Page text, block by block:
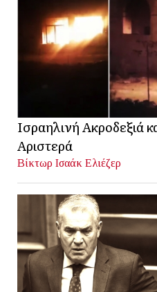
Ισραηλινή Ακροδεξιά
Αριστερά
Βίκτωρ Ισαάκ Ελιέζερ